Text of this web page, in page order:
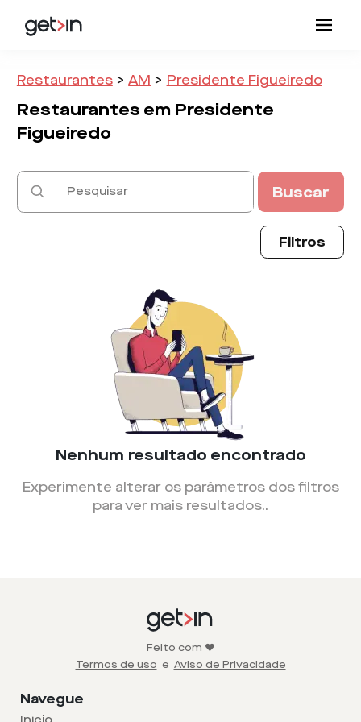
Restaurantes > AM > Presidente Figueiredo
Restaurantes em Presidente
Figueiredo
Buscar
Filtros
Nenhum resultado encontrado
Experimente alterar os parâmetros dos filtros
para ver mais resultados..
Feito com ❤️
Termos de uso e Aviso de Privacidade
Navegue